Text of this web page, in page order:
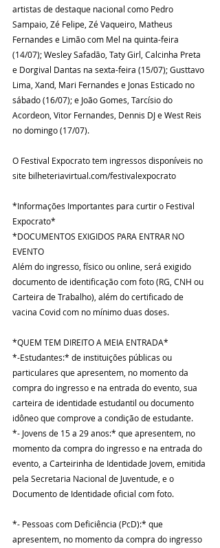
artistas de destaque nacional como Pedro
Sampaio, Zé Felipe, Zé Vaqueiro, Matheus
Fernandes e Limão com Mel na quinta-feira
(14/07); Wesley Safadão, Taty Girl, Calcinha Preta
e Dorgival Dantas na sexta-feira (15/07); Gusttavo
Lima, Xand, Mari Fernandes e Jonas Esticado no
sábado (16/07); e João Gomes, Tarcísio do
Acordeon, Vitor Fernandes, Dennis DJ e West Reis
no domingo (17/07).
O Festival Expocrato tem ingressos disponíveis no
site bilheteriavirtual.com/festivalexpocrato
*Informações Importantes para curtir o Festival
Expocrato*
*DOCUMENTOS EXIGIDOS PARA ENTRAR NO
EVENTO
Além do ingresso, físico ou online, será exigido
documento de identificação com foto (RG, CNH ou
Carteira de Trabalho), além do certificado de
vacina Covid com no mínimo duas doses.
*QUEM TEM DIREITO A MEIA ENTRADA*
*-Estudantes:* de instituições públicas ou
particulares que apresentem, no momento da
compra do ingresso e na entrada do evento, sua
carteira de identidade estudantil ou documento
idôneo que comprove a condição de estudante.
*- Jovens de 15 a 29 anos:* que apresentem, no
momento da compra do ingresso e na entrada do
evento, a Carteirinha de Identidade Jovem, emitida
pela Secretaria Nacional de Juventude, e o
Documento de Identidade oficial com foto.
*- Pessoas com Deficiência (PcD):* que
apresentem, no momento da compra do ingresso